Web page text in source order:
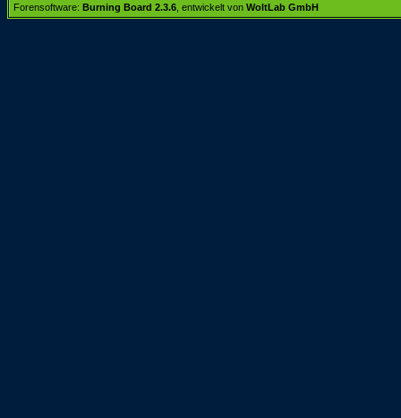
Forensoftware: Burning Board 2.3.6 , entwickelt von WoltLab GmbH